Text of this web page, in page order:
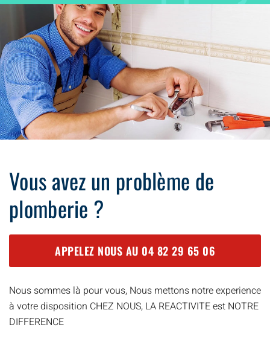
Vous avez un problème de
plomberie ?
APPELEZ NOUS AU 04 82 29 65 06
Nous sommes là pour vous, Nous mettons notre experience
à votre disposition CHEZ NOUS, LA REACTIVITE est NOTRE
DIFFERENCE